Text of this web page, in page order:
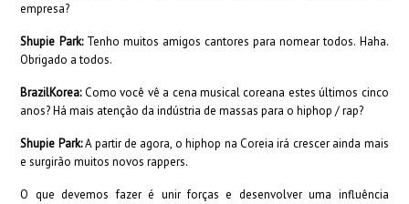
empresa?
Shupie Park:Tenho muitos amigos cantores para nomear todos. Haha.
Obrigado a todos.
BrazilKorea:Como você vê a cena musical coreana estes últimos cinco
anos? Há mais atenção da indústria de massas para o hiphop / rap?
Shupie Park:A partir de agora, o hiphop na Coreia irá crescer ainda mais
e surgirão muitos novos rappers.
O que devemos fazer é unir forças e desenvolver uma influência